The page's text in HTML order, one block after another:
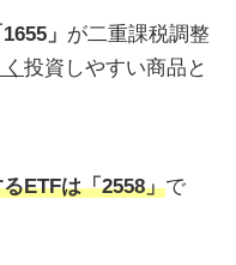
1655」 が二重課税調整
投資しやすい商品と
ETFは「2558」で